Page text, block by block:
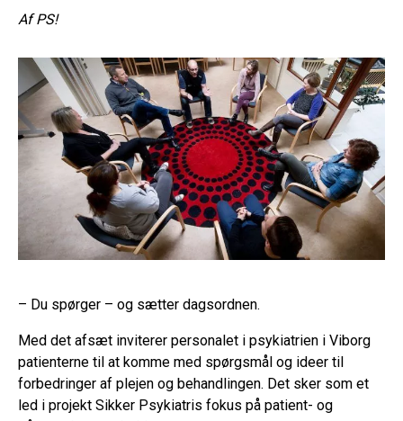
Af PS!
– Du spørger – og sætter dagsordnen.
Med det afsæt inviterer personalet i psykiatrien i Viborg
patienterne til at komme med spørgsmål og ideer til
forbedringer af plejen og behandlingen. Det sker som et
led i projekt Sikker Psykiatris fokus på patient- og